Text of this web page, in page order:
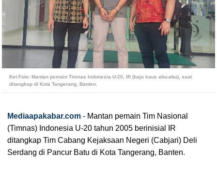
Ket Foto: Mantan pemain Timnas Indonesia U-20, IR (baju kaus abu-abu), saat
ditangkap di Kota Tangerang, Banten.
Mediaapakabar.com - Mantan pemain Tim Nasional
(Timnas) Indonesia U-20 tahun 2005 berinisial IR
ditangkap Tim Cabang Kejaksaan Negeri (Cabjari) Deli
Serdang di Pancur Batu di Kota Tangerang, Banten.